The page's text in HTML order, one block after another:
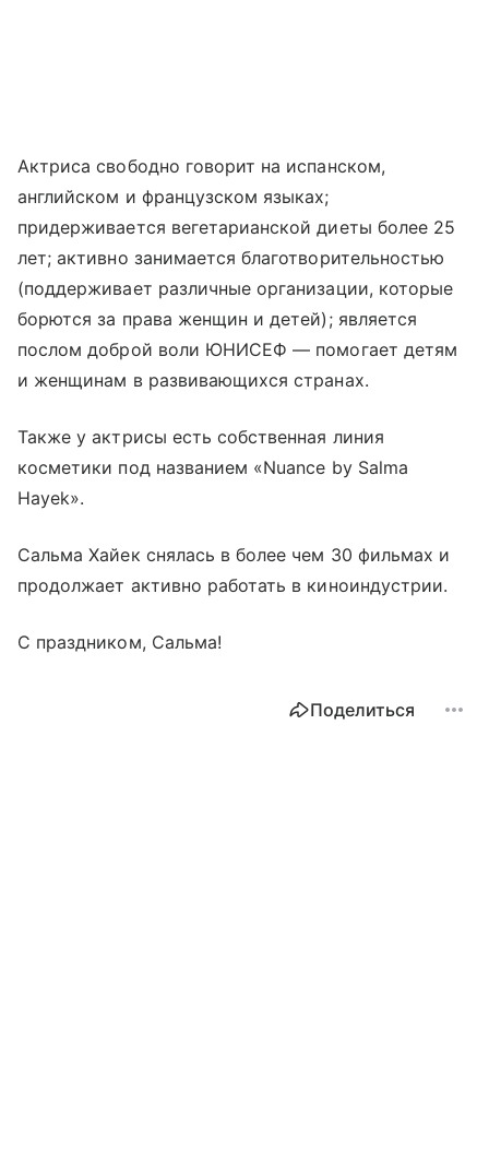
Актриса свободно говорит на испанском,
английском и французском языках;
придерживается вегетарианской диеты более 25
лет; активно занимается благотворительностью
(поддерживает различные организации, которые
борются за права женщин и детей); является
послом доброй воли ЮНИСЕФ — помогает детям
и женщинам в развивающихся странах.
Также у актрисы есть собственная линия
косметики под названием «Nuance by Salma
Hayek».
Сальма Хайек снялась в более чем 30 фильмах и
продолжает активно работать в киноиндустрии.
С праздником, Сальма!
Поделиться